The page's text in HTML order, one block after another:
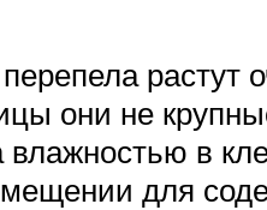
они не
влажностью в
для